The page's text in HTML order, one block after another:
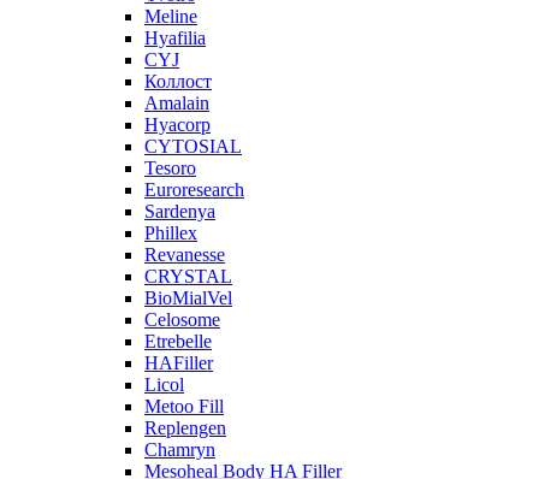
Meline
Hyafilia
CYJ
Коллост
Amalain
Hyacorp
CYTOSIAL
Tesoro
Euroresearch
Sardenya
Phillex
Revanesse
CRYSTAL
BioMialVel
Celosome
Etrebelle
HAFiller
Licol
Metoo Fill
Replengen
Chamryn
Mesoheal Body HA Filler